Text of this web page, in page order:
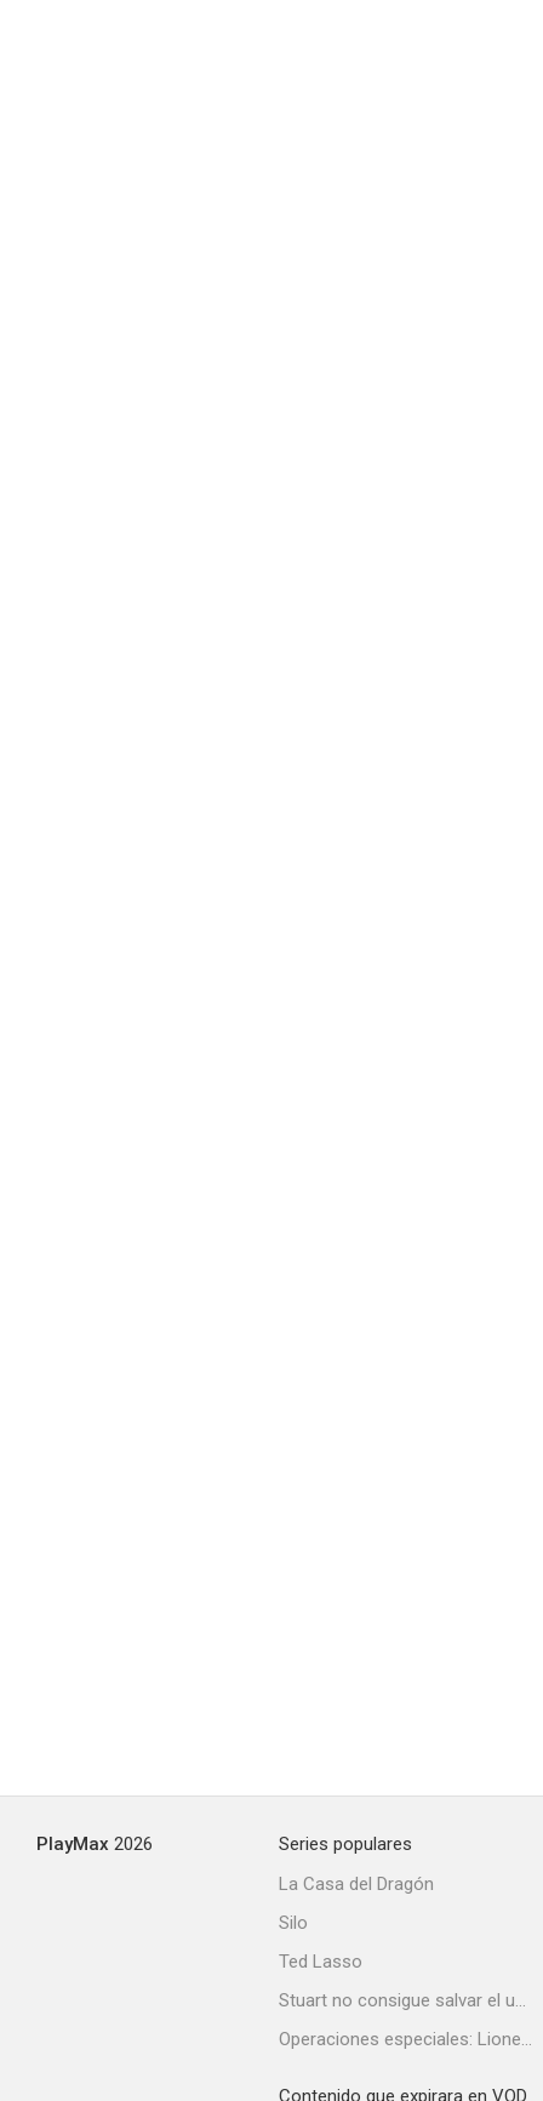
PlayMax 2026
Series populares
La Casa del Dragón
Silo
Ted Lasso
Stuart no consigue salvar el universo
Operaciones especiales: Lioness
Contenido que expirara en VOD